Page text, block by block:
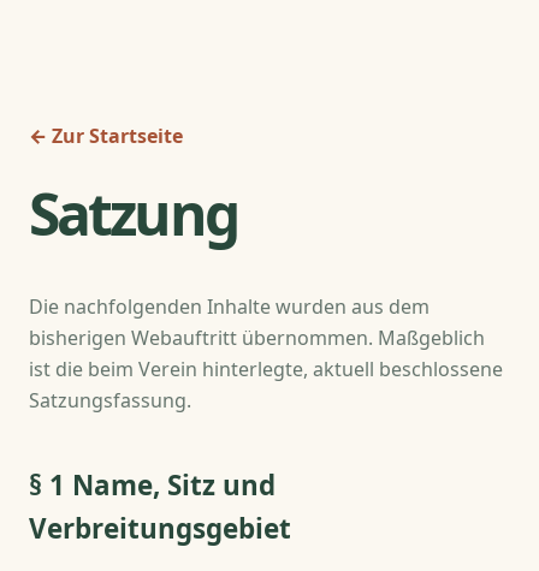
← Zur Startseite
Satzung
Die nachfolgenden Inhalte wurden aus dem
bisherigen Webauftritt übernommen. Maßgeblich
ist die beim Verein hinterlegte, aktuell beschlossene
Satzungsfassung.
§ 1 Name, Sitz und
Verbreitungsgebiet